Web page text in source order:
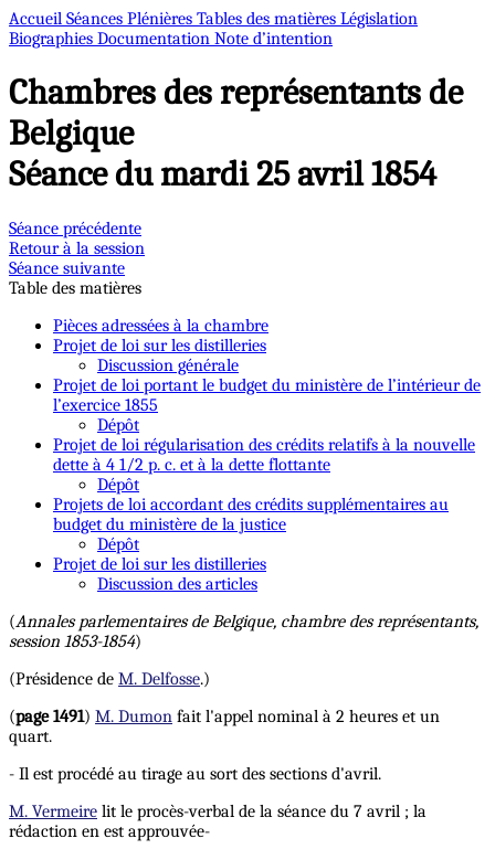
Accueil Séances Plénières Tables des matières Législation
Biographies Documentation Note d’intention
Chambres des représentants de
Belgique
Séance du mardi 25 avril 1854
Séance précédente
Retour à la session
Séance suivante
Table des matières
Pièces adressées à la chambre
Projet de loi sur les distilleries
Discussion générale
Projet de loi portant le budget du ministère de l’intérieur de
l’exercice 1855
Dépôt
Projet de loi régularisation des crédits relatifs à la nouvelle
dette à 4 1/2 p. c. et à la dette flottante
Dépôt
Projets de loi accordant des crédits supplémentaires au
budget du ministère de la justice
Dépôt
Projet de loi sur les distilleries
Discussion des articles
(Annales parlementaires de Belgique, chambre des représentants,
session 1853-1854)
(Présidence de M. Delfosse.)
(page 1491) M. Dumon fait l'appel nominal à 2 heures et un
quart.
- Il est procédé au tirage au sort des sections d'avril.
M. Vermeire lit le procès-verbal de la séance du 7 avril ; la
rédaction en est approuvée-